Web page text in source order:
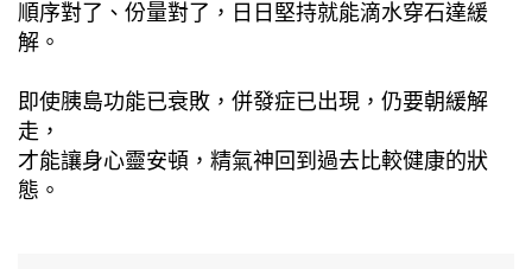
順序對了、份量對了，日日堅持就能滴水穿石達緩
解。
即使胰島功能已衰敗，併發症已出現，仍要朝緩解
走，
才能讓身心靈安頓，精氣神回到過去比較健康的狀
態。